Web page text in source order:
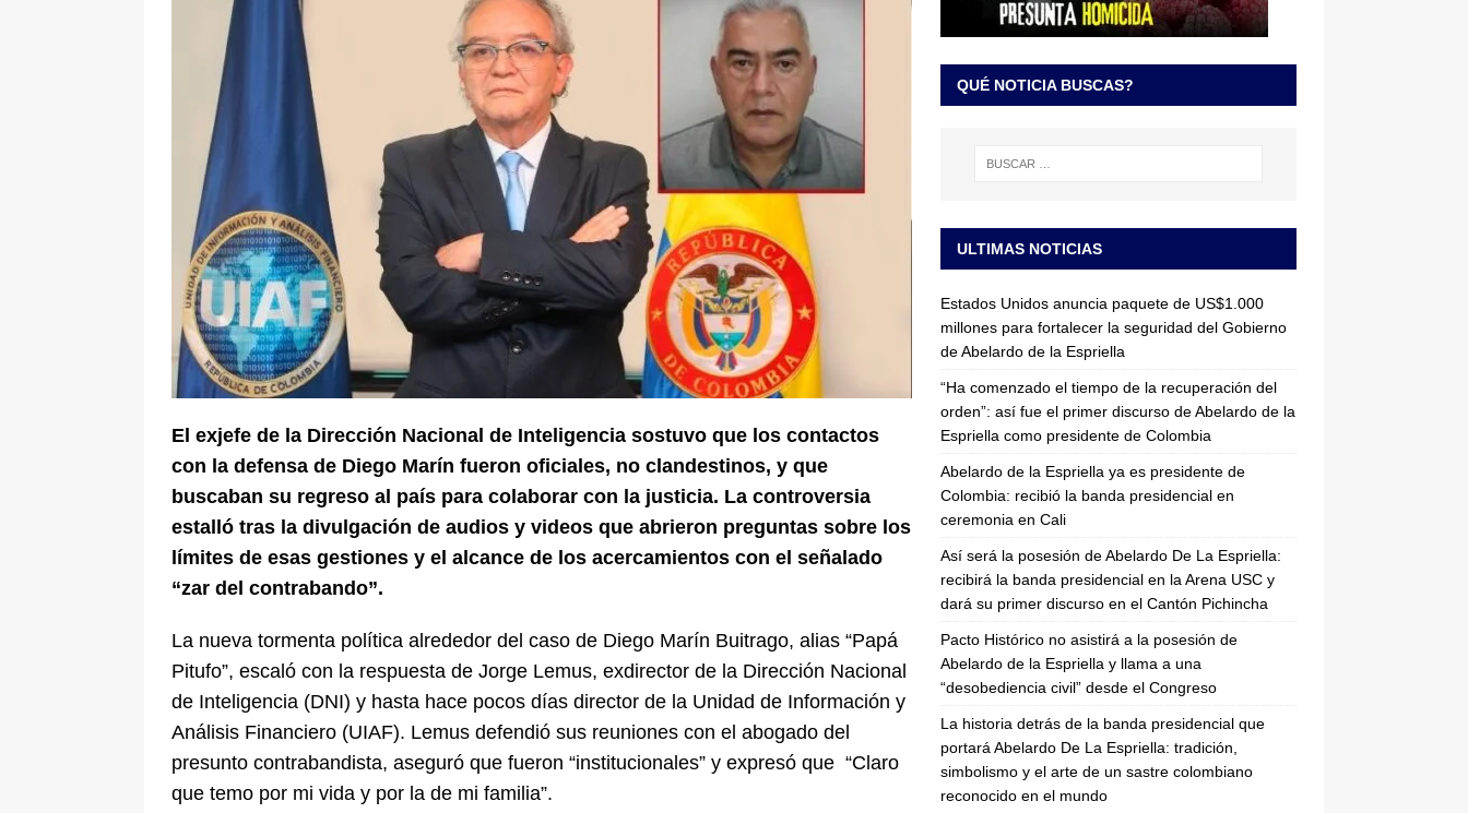
[ 6 de agosto de 2026 ] Pacto Histórico no asistirá a la posesión de Abelardo de la Espriella y llama a
una “desobediencia civil” desde el Congreso LO ÚLTIMO
El exjefe de la Dirección Nacional de Inteligencia sostuvo que los contactos
con la defensa de Diego Marín fueron oficiales, no clandestinos, y que
buscaban su regreso al país para colaborar con la justicia. La controversia
estalló tras la divulgación de audios y videos que abrieron preguntas sobre los
límites de esas gestiones y el alcance de los acercamientos con el señalado
“zar del contrabando”.
La nueva tormenta política alrededor del caso de Diego Marín Buitrago, alias “Papá
Pitufo”, escaló con la respuesta de Jorge Lemus, exdirector de la Dirección Nacional
de Inteligencia (DNI) y hasta hace pocos días director de la Unidad de Información y
Análisis Financiero (UIAF). Lemus defendió sus reuniones con el abogado del
presunto contrabandista, aseguró que fueron “institucionales” y expresó que “Claro
que temo por mi vida y por la de mi familia”.
QUÉ NOTICIA BUSCAS?
ULTIMAS NOTICIAS
Estados Unidos anuncia paquete de US$1.000
millones para fortalecer la seguridad del Gobierno
de Abelardo de la Espriella
“Ha comenzado el tiempo de la recuperación del
orden”: así fue el primer discurso de Abelardo de la
Espriella como presidente de Colombia
Abelardo de la Espriella ya es presidente de
Colombia: recibió la banda presidencial en
ceremonia en Cali
Así será la posesión de Abelardo De La Espriella:
recibirá la banda presidencial en la Arena USC y
dará su primer discurso en el Cantón Pichincha
Pacto Histórico no asistirá a la posesión de
Abelardo de la Espriella y llama a una
“desobediencia civil” desde el Congreso
La historia detrás de la banda presidencial que
portará Abelardo De La Espriella: tradición,
simbolismo y el arte de un sastre colombiano
reconocido en el mundo